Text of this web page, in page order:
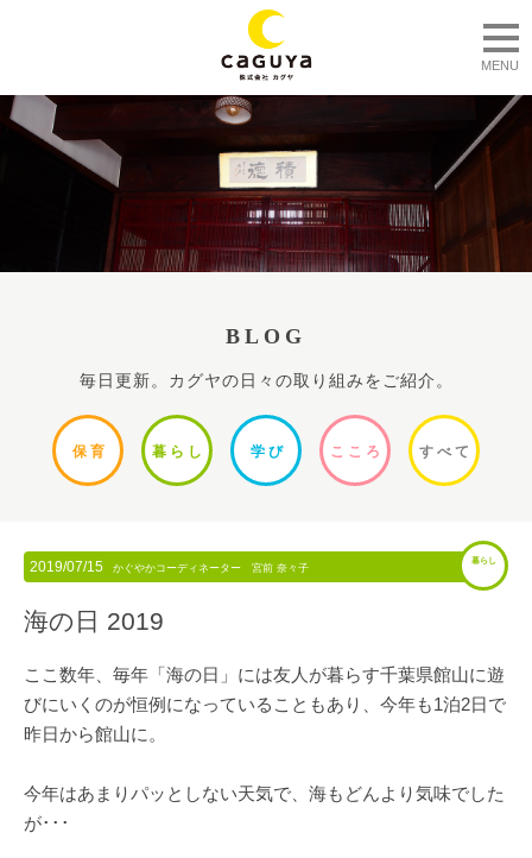
MENU
BLOG
毎日更新。カグヤの日々の取り組みをご紹介。
保 育 暮ら し 学 び ここ ろ すべて
2019/07/15 かぐやかコーディネーター 宮前 奈々子
暮らし
海の日 2019
ここ数年、毎年「海の日」には友人が暮らす千葉県館山に遊
びにいくのが恒例になっていることもあり、今年も1泊2日で
昨日から館山に。
今年はあまりパッとしない天気で、海もどんより気味でした
が･･･